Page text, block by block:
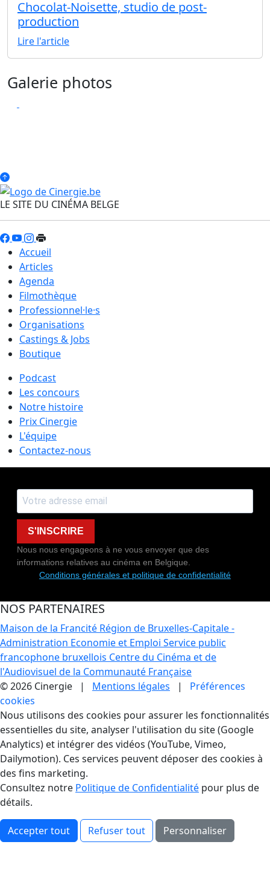
Chocolat-Noisette, studio de post-
production
Lire l'article
Galerie photos
LE SITE DU CINÉMA BELGE
Accueil
Articles
Agenda
Filmothèque
Professionnel·le·s
Organisations
Castings & Jobs
Boutique
Podcast
Les concours
Notre histoire
Prix Cinergie
L'équipe
Contactez-nous
S'INSCRIRE
Nous nous engageons à ne vous envoyer que des
informations relatives au cinéma en Belgique.
Conditions générales et politique de confidentialité
NOS PARTENAIRES
Maison de la Francité Région de Bruxelles-Capitale -
Administration Economie et Emploi Service public
francophone bruxellois Centre du Cinéma et de
l'Audiovisuel de la Communauté Française
© 2026 Cinergie | Mentions légales | Préférences
cookies
Gestion des Cookies
Nous utilisons des cookies pour assurer les fonctionnalités
essentielles du site, analyser l'utilisation du site (Google
Analytics) et intégrer des vidéos (YouTube, Vimeo,
Dailymotion). Ces services peuvent déposer des cookies à
des fins marketing.
Consultez notre Politique de Confidentialité pour plus de
détails.
Accepter tout Refuser tout Personnaliser